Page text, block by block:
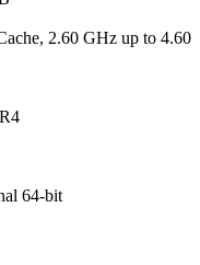
2.60 GHz up to 4.60
64-bit